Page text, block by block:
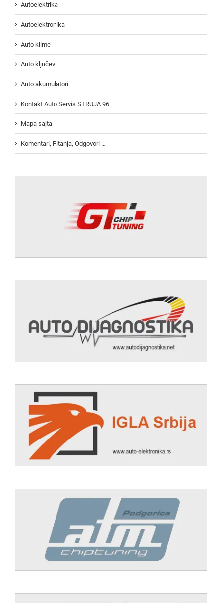
Autoelektrika
Autoelektronika
Auto klime
Auto ključevi
Auto akumulatori
Kontakt Auto Servis STRUJA 96
Mapa sajta
Komentari, Pitanja, Odgovori …